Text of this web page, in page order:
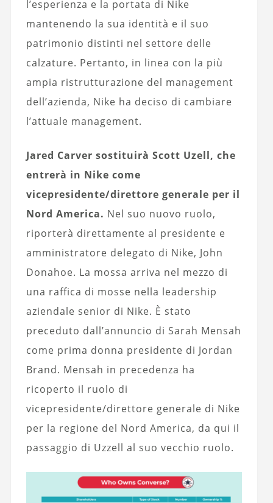
l’esperienza e la portata di Nike
mantenendo la sua identità e il suo
patrimonio distinti nel settore delle
calzature. Pertanto, in linea con la più
ampia ristrutturazione del management
dell’azienda, Nike ha deciso di cambiare
l’attuale management.
Jared Carver sostituirà Scott Uzell, che
entrerà in Nike come
vicepresidente/direttore generale per il
Nord America. Nel suo nuovo ruolo,
riporterà direttamente al presidente e
amministratore delegato di Nike, John
Donahoe. La mossa arriva nel mezzo di
una raffica di mosse nella leadership
aziendale senior di Nike. È stato
preceduto dall’annuncio di Sarah Mensah
come prima donna presidente di Jordan
Brand. Mensah in precedenza ha
ricoperto il ruolo di
vicepresidente/direttore generale di Nike
per la regione del Nord America, da qui il
passaggio di Uzzell al suo vecchio ruolo.